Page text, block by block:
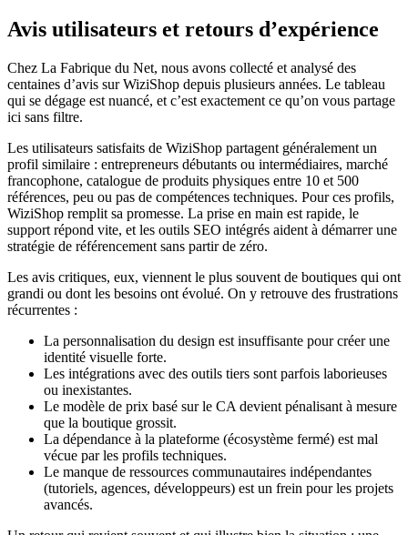
Avis utilisateurs et retours d’expérience
Chez La Fabrique du Net, nous avons collecté et analysé des
centaines d’avis sur WiziShop depuis plusieurs années. Le tableau
qui se dégage est nuancé, et c’est exactement ce qu’on vous partage
ici sans filtre.
Les utilisateurs satisfaits de WiziShop partagent généralement un
profil similaire : entrepreneurs débutants ou intermédiaires, marché
francophone, catalogue de produits physiques entre 10 et 500
références, peu ou pas de compétences techniques. Pour ces profils,
WiziShop remplit sa promesse. La prise en main est rapide, le
support répond vite, et les outils SEO intégrés aident à démarrer une
stratégie de référencement sans partir de zéro.
Les avis critiques, eux, viennent le plus souvent de boutiques qui ont
grandi ou dont les besoins ont évolué. On y retrouve des frustrations
récurrentes :
La personnalisation du design est insuffisante pour créer une
identité visuelle forte.
Les intégrations avec des outils tiers sont parfois laborieuses
ou inexistantes.
Le modèle de prix basé sur le CA devient pénalisant à mesure
que la boutique grossit.
La dépendance à la plateforme (écosystème fermé) est mal
vécue par les profils techniques.
Le manque de ressources communautaires indépendantes
(tutoriels, agences, développeurs) est un frein pour les projets
avancés.